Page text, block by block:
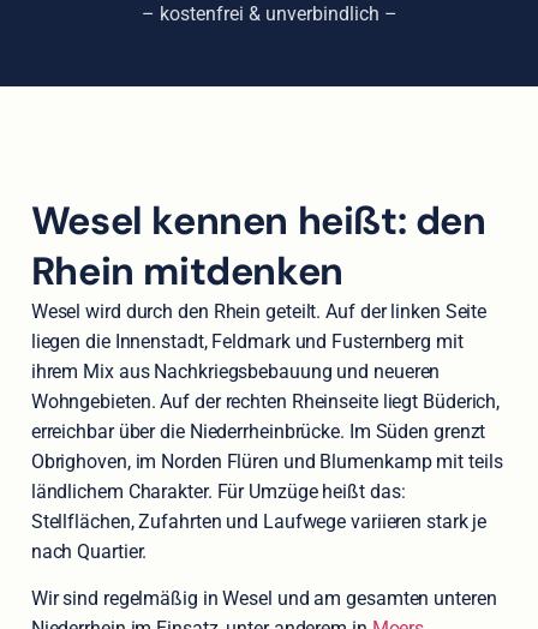
– kostenfrei & unverbindlich –
Wesel kennen heißt: den
Rhein mitdenken
Wesel wird durch den Rhein geteilt. Auf der linken Seite
liegen die Innenstadt, Feldmark und Fusternberg mit
ihrem Mix aus Nachkriegsbebauung und neueren
Wohngebieten. Auf der rechten Rheinseite liegt Büderich,
erreichbar über die Niederrheinbrücke. Im Süden grenzt
Obrighoven, im Norden Flüren und Blumenkamp mit teils
ländlichem Charakter. Für Umzüge heißt das:
Stellflächen, Zufahrten und Laufwege variieren stark je
nach Quartier.
Wir sind regelmäßig in Wesel und am gesamten unteren